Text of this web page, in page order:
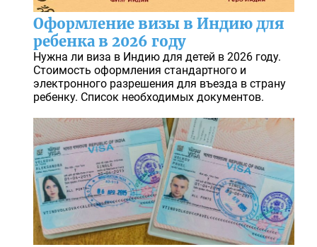
Оформление визы в Индию для
ребенка в 2026 году
Нужна ли виза в Индию для детей в 2026 году.
Стоимость оформления стандартного и
электронного разрешения для въезда в страну
ребенку. Список необходимых документов.